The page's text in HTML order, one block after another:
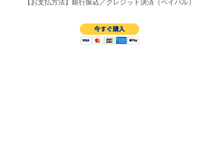
【お支払方法】銀行振込／クレジット決済（ペイパル）